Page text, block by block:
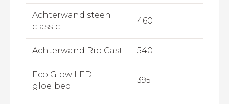
Achterwand steen
classic
460
Achterwand Rib Cast 540
Eco Glow LED
gloeibed
395